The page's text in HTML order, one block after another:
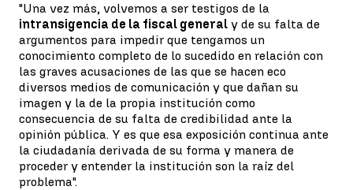
"Una vez más, volvemos a ser testigos de la
intransigencia de la fiscal general y de su falta de
argumentos para impedir que tengamos un
conocimiento completo de lo sucedido en relación con
las graves acusaciones de las que se hacen eco
diversos medios de comunicación y que dañan su
imagen y la de la propia institución como
consecuencia de su falta de credibilidad ante la
opinión pública. Y es que esa exposición continua ante
la ciudadanía derivada de su forma y manera de
proceder y entender la institución son la raíz del
problema".